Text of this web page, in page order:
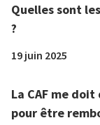
Quelles sont
?
19 juin 2025
La CAF me
pour être